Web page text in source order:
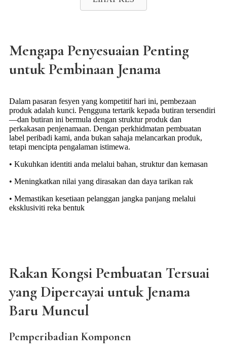
Mengapa Penyesuaian Penting
untuk Pembinaan Jenama
Dalam pasaran fesyen yang kompetitif hari ini, pembezaan
produk adalah kunci. Pengguna tertarik kepada butiran tersendiri
—dan butiran ini bermula dengan struktur produk dan
perkakasan penjenamaan. Dengan perkhidmatan pembuatan
label peribadi kami, anda bukan sahaja melancarkan produk,
tetapi mencipta pengalaman istimewa.
• Kukuhkan identiti anda melalui bahan, struktur dan kemasan
• Meningkatkan nilai yang dirasakan dan daya tarikan rak
• Memastikan kesetiaan pelanggan jangka panjang melalui
eksklusiviti reka bentuk
Rakan Kongsi Pembuatan Tersuai
yang Dipercayai untuk Jenama
Baru Muncul
Pemperibadian Komponen